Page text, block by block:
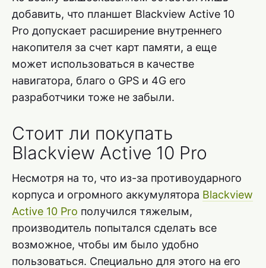
добавить, что планшет Blackview Active 10
Pro допускает расширение внутреннего
накопителя за счет карт памяти, а еще
может использоваться в качестве
навигатора, благо о GPS и 4G его
разработчики тоже не забыли.
Стоит ли покупать
Blackview Active 10 Pro
Несмотря на то, что из-за противоударного
корпуса и огромного аккумулятора Blackview
Active 10 Pro получился тяжелым,
производитель попытался сделать все
возможное, чтобы им было удобно
пользоваться. Специально для этого на его